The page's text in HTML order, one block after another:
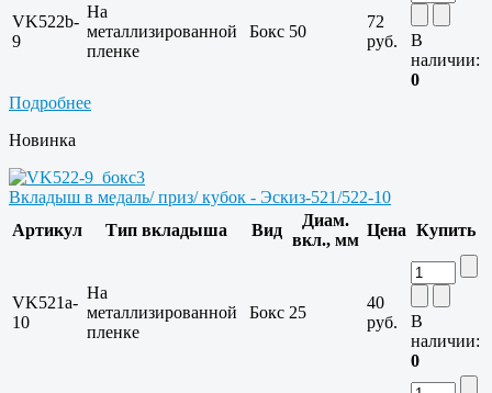
VK522b-
9
На
металлизированной
пленке
Бокс 50
72
руб.
В
наличии:
0
Подробнее
Новинка
Вкладыш в медаль/ приз/ кубок - Эскиз-521/522-10
Артикул
Тип вкладыша Вид
Диам.
вкл., мм
Цена Купить
VK521a-
10
На
металлизированной
пленке
Бокс 25
40
руб.
В
наличии:
0